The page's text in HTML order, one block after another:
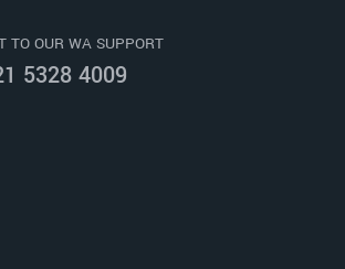
TO OUR WA SUPPORT
5328 4009